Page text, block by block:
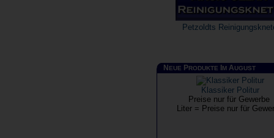
Petzoldts
N EUE PRODUKTE M AUGUST
Klassiker Politur
Preise nur für Gewerbe
Liter = Preise nur für